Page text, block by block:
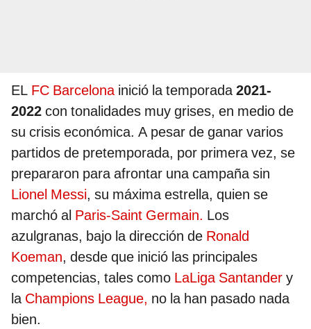
EL FC Barcelonainició la temporada2021-
2022 con tonalidades muy grises, en medio de
su crisis económica. A pesar de ganar varios
partidos de pretemporada, por primera vez, se
prepararon para afrontar una campaña sin
Lionel Messi, su máxima estrella, quien se
marchó al Paris-Saint Germain. Los
azulgranas, bajo la dirección de Ronald
Koeman, desde que inició las principales
competencias, tales como LaLiga Santander y
la Champions League, no la han pasado nada
bien.